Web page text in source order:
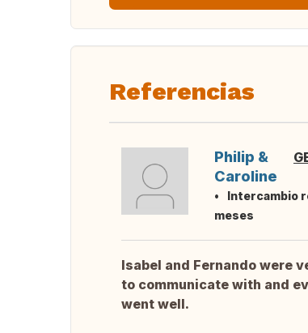
Referencias
Philip &
Caroline
Intercambio
meses
Isabel and Fernando were
to communicate with and
went well.